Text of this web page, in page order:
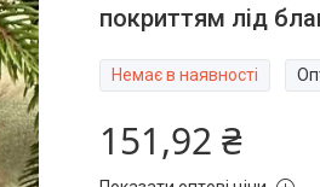
покриттям лід
Немає в наявності
151,92 ₴